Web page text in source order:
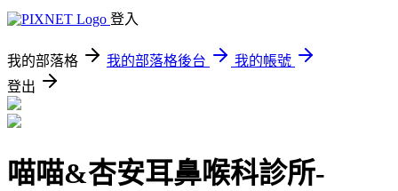
登入
我的部落格 我的部落格後台
我的帳號
登出
喵喵&杏安耳鼻喉科診所-